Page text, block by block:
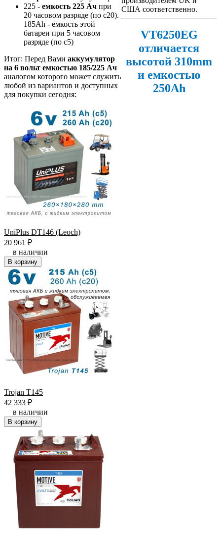
225 - емкость 225 Ач при
20 часовом разряде (по с20).
185Ah - емкость этой
батареи при 5 часовом
разряде (по с5)
Итог: Перед Вами аккумулятор
на 6 вольт емкостью 185/225 Ач
аналогом которого может служить
любой из вариантов и доступных
для покупки сегодня:
США соответственно.
VT6250EG
отличается
высотой 310mm
и емкостью
250Ah
UniPlus DT146 (Leoch)
20 961 ₽
в наличии
В корзину
Trojan T145
42 333 ₽
в наличии
В корзину